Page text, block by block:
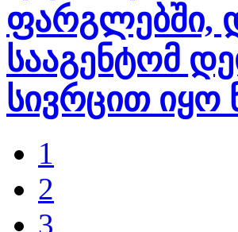
ფარგლებში,
სააგენტომ
სივრცით
1
2
3